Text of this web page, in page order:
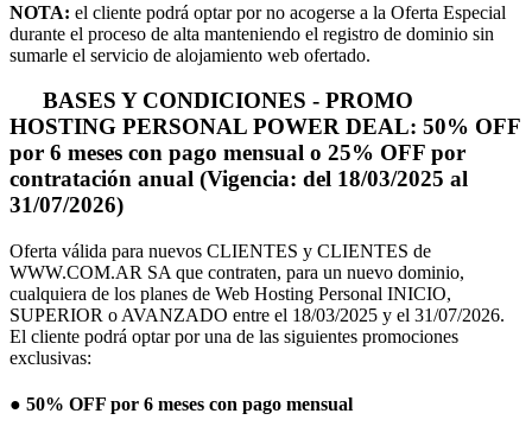
NOTA: el cliente podrá optar por no acogerse a la Oferta Especial
durante el proceso de alta manteniendo el registro de dominio sin
sumarle el servicio de alojamiento web ofertado.
BASES Y CONDICIONES - PROMO
HOSTING PERSONAL POWER DEAL: 50% OFF
por 6 meses con pago mensual o 25% OFF por
contratación anual (Vigencia: del 18/03/2025 al
31/07/2026)
Oferta válida para nuevos CLIENTES y CLIENTES de
WWW.COM.AR SA que contraten, para un nuevo dominio,
cualquiera de los planes de Web Hosting Personal INICIO,
SUPERIOR o AVANZADO entre el 18/03/2025 y el 31/07/2026.
El cliente podrá optar por una de las siguientes promociones
exclusivas:
● 50% OFF por 6 meses con pago mensual